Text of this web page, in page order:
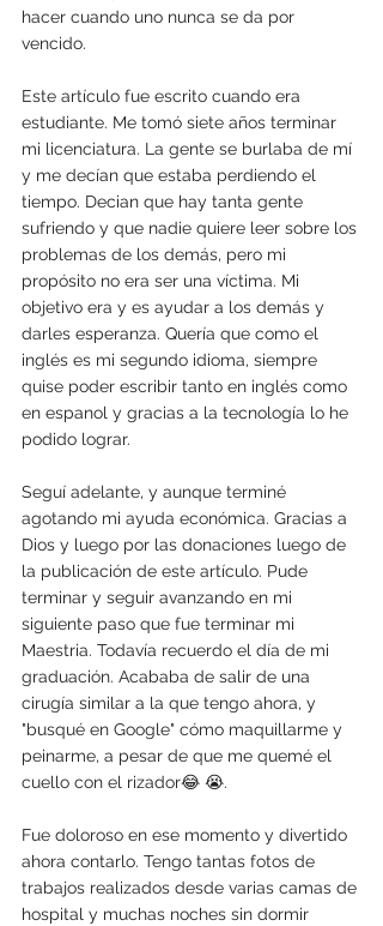
hacer cuando uno nunca se da por
vencido.
Este artículo fue escrito cuando era
estudiante. Me tomó siete años terminar
mi licenciatura. La gente se burlaba de mí
y me decían que estaba perdiendo el
tiempo. Decian que hay tanta gente
sufriendo y que nadie quiere leer sobre los
problemas de los demás, pero mi
propósito no era ser una víctima. Mi
objetivo era y es ayudar a los demás y
darles esperanza. Quería que como el
inglés es mi segundo idioma, siempre
quise poder escribir tanto en inglés como
en espanol y gracias a la tecnología lo he
podido lograr.
Seguí adelante, y aunque terminé
agotando mi ayuda económica. Gracias a
Dios y luego por las donaciones luego de
la publicación de este artículo. Pude
terminar y seguir avanzando en mi
siguiente paso que fue terminar mi
Maestria. Todavía recuerdo el día de mi
graduación. Acababa de salir de una
cirugía similar a la que tengo ahora, y
"busqué en Google" cómo maquillarme y
peinarme, a pesar de que me quemé el
cuello con el rizador😂 😭.
Fue doloroso en ese momento y divertido
ahora contarlo. Tengo tantas fotos de
trabajos realizados desde varias camas de
hospital y muchas noches sin dormir